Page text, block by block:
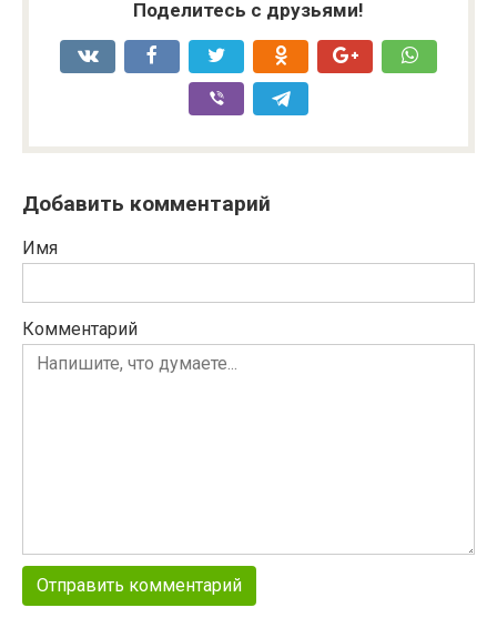
Поделитесь с друзьями!
Добавить комментарий
Имя
Комментарий